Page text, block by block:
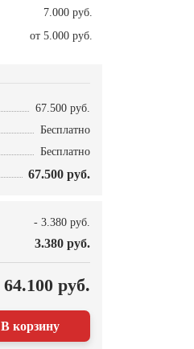
7.000 руб.
от 5.000 руб.
67.500 руб.
Бесплатно
Бесплатно
67.500 руб.
- 3.380 руб.
3.380 руб.
64.100 руб.
В корзину